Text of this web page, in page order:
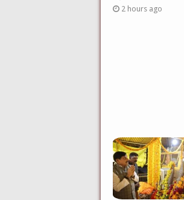
2 hours ago